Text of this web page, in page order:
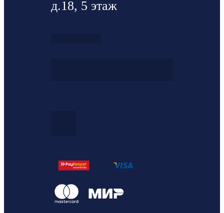
д.18, 5 этаж